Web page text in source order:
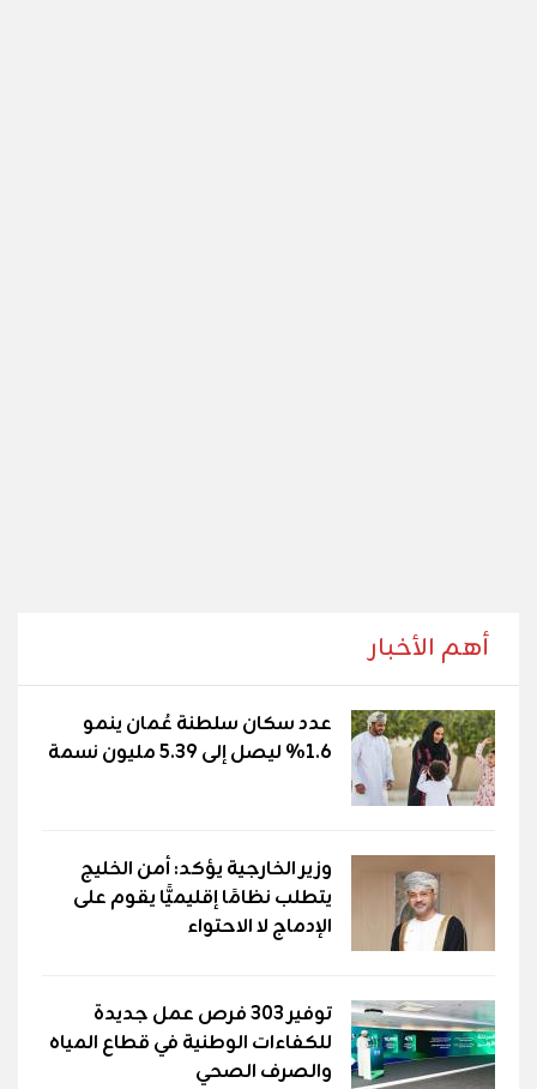
أهم الأخبار
عدد سكان سلطنة عُمان ينمو
1.6% ليصل إلى 5.39 مليون نسمة
وزير الخارجية يؤكد: أمن الخليج
يتطلب نظامًا إقليميًّا يقوم على
الإدماج لا الاحتواء
توفير 303 فرص عمل جديدة
للكفاءات الوطنية في قطاع المياه
والصرف الصحي